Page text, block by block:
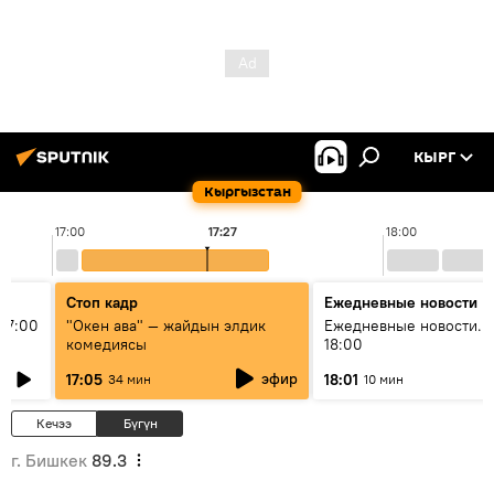
Кыргызстан
КЫРГ
17:00 18:00
17:27
Стоп кадр
"Окен ава" — жайдын элдик
комедиясы
17:05 34 мин эфир
Ежедневные новости
Ежедневные новости.
18:00
18:01 10 мин
Кечээ Бүгүн
г. Бишкек 89.3